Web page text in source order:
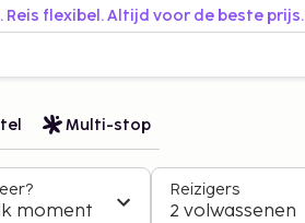
Reis flexibel. Altijd voor de beste prijs.
Multi-stop
moment
Reizigers
2 volwassenen